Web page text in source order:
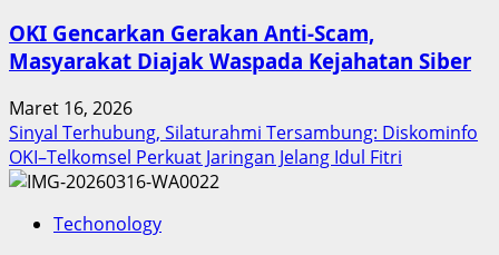
Sumut
Berbuah
Penghargaan
Nasional
OKI Gencarkan Gerakan Anti-Scam,
Masyarakat Diajak Waspada Kejahatan Siber
Maret 16, 2026
Sinyal Terhubung, Silaturahmi Tersambung: Diskominfo
OKI–Telkomsel Perkuat Jaringan Jelang Idul Fitri
Techonology